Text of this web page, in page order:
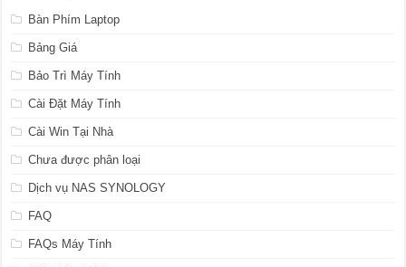
Bàn Phím Laptop
Bảng Giá
Bảo Trì Máy Tính
Cài Đặt Máy Tính
Cài Win Tại Nhà
Chưa được phân loại
Dịch vụ NAS SYNOLOGY
FAQ
FAQs Máy Tính